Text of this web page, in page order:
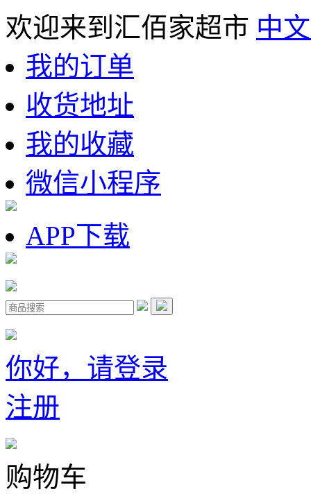
欢迎来到汇佰家超市 中
我的订单
收货地址
我的收藏
微信小程序
APP下载
你好，请登录
注册
购物车